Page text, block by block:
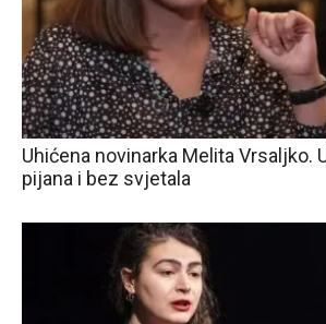
Uhićena novinarka Melita Vrsaljko.
pijana i bez svjetala